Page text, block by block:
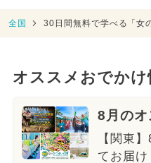
全国 30日間無料で学べる「女
オススメおでかけ
8月のオ
【関東
てお届け